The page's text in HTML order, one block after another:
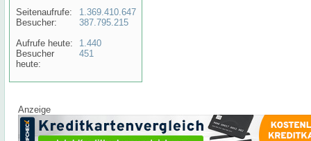
Seitenaufrufe:
Besucher:
Aufrufe heute:
Besucher
heute:
1.369.410.647
387.795.215
1.440
451
Anzeige